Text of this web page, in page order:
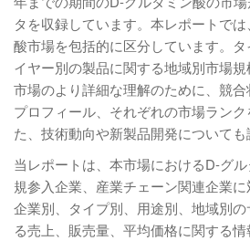
タを収録しています。本レポートで
酸市場を包括的に区分しています。
イヤー別の製品に関する地域別市場規
市場のより詳細な理解のために、競
プロフィール、それぞれの市場ラン
た、技術動向や新製品開発についても
当レポートは、本市場におけるD-グ
規参入企業、産業チェーン関連企業
企業別、タイプ別、用途別、地域別
る売上、販売量、平均価格に関する情